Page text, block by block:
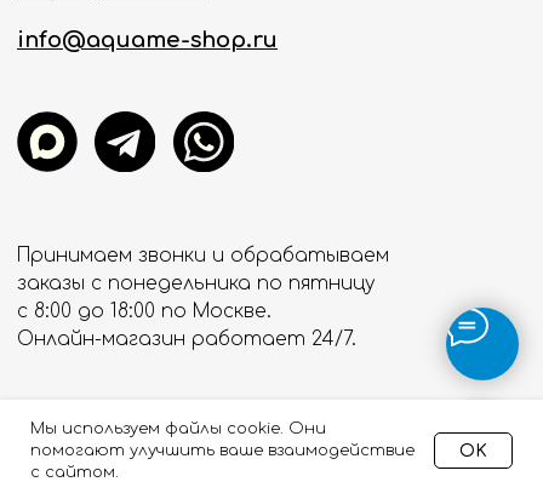
Мы используем файлы cookie. Они
помогают улучшить ваше взаимодействие
с сайтом.
OK